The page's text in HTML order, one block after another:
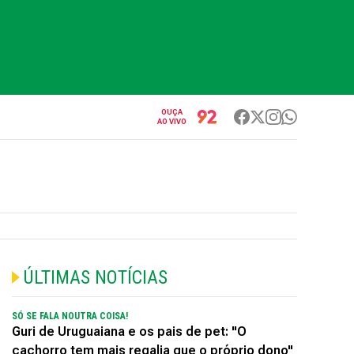
OUÇA
AO VIVO
ÚLTIMAS NOTÍCIAS
SÓ SE FALA NOUTRA COISA!
Guri de Uruguaiana e os pais de pet: "O
cachorro tem mais regalia que o próprio dono"